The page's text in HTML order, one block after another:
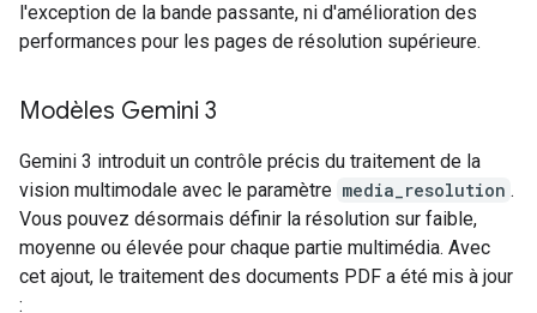
l'exception de la bande passante, ni d'amélioration des
performances pour les pages de résolution supérieure.
Modèles Gemini 3
Gemini 3 introduit un contrôle précis du traitement de la
vision multimodale avec le paramètre media_resolution .
Vous pouvez désormais définir la résolution sur faible,
moyenne ou élevée pour chaque partie multimédia. Avec
cet ajout, le traitement des documents PDF a été mis à jour
: